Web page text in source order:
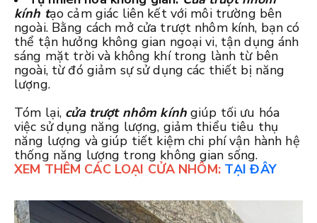
kính tạo cảm giác liên kết với môi trường bên
ngoài. Bằng cách mở cửa trượt nhôm kính, bạn có
thể tận hưởng không gian ngoại vi, tận dụng ánh
sáng mặt trời và không khí trong lành từ bên
ngoài, từ đó giảm sự sử dụng các thiết bị năng
lượng.
Tóm lại, cửa trượt nhôm kínhgiúp tối ưu hóa
việc sử dụng năng lượng, giảm thiểu tiêu thụ
năng lượng và giúp tiết kiệm chi phí vận hành hệ
thống năng lượng trong không gian sống.
XEM THÊM CÁC LOẠI CỬA NHÔM: TẠI ĐÂY